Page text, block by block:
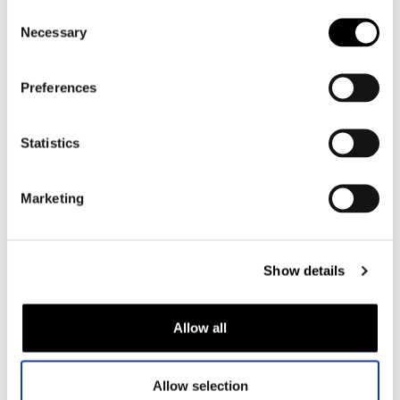
Selection
Necessary
Preferences
Statistics
Marketing
Show details
Allow all
Allow selection
Motorbroek dames
Motorjeans dames
Motorhandschoenen dames
MX laarzen